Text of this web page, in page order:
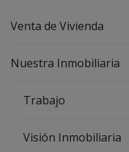
Venta de Vivienda
Nuestra Inmobiliaria
Trabajo
Visión Inmobiliaria